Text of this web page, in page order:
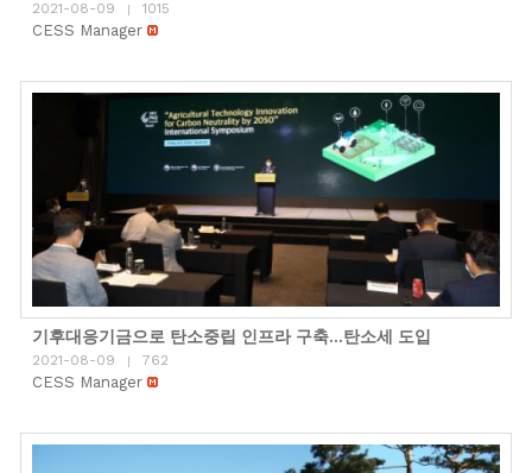
2021-08-09 | 1015
CESS Manager
기후대응기금으로 탄소중립 인프라 구축…탄소세 도입
2021-08-09 | 762
CESS Manager